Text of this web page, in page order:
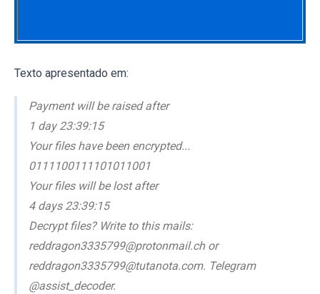
Texto apresentado em:
Payment will be raised after
1 day 23:39:15
Your files have been encrypted...
0111100111101011001
Your files will be lost after
4 days 23:39:15
Decrypt files? Write to this mails:
reddragon3335799@protonmail.ch or
reddragon3335799@tutanota.com. Telegram
@assist_decoder.